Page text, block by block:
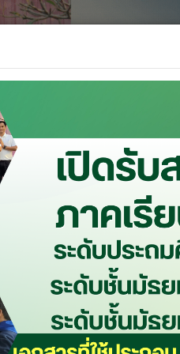
รศึกษาขั้นพื้นฐาน